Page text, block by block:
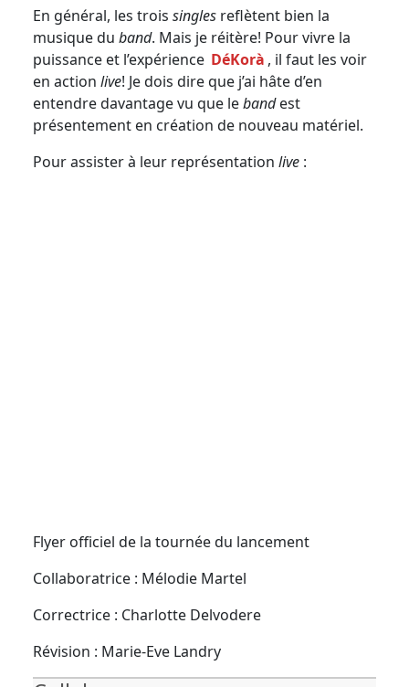
En général, les trois singles reflètent bien la
musique du band. Mais je réitère! Pour vivre la
puissance et l’expérience DéKorà , il faut les voir
en action live! Je dois dire que j’ai hâte d’en
entendre davantage vu que lebandest
présentement en création de nouveau matériel.
Pour assister à leur représentation live :
Flyer officiel de la tournée du lancement
Collaboratrice : Mélodie Martel
Correctrice : Charlotte Delvodere
Révision : Marie-Eve Landry